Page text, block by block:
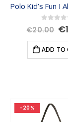
out of
€20.00 €
ADD TO
-20%